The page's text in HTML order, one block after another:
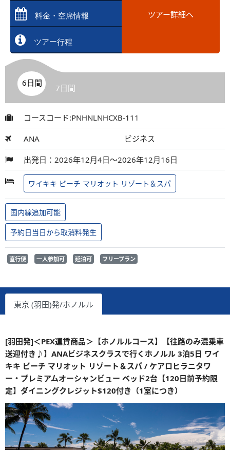
料金・空席情報
ツアー行程
ツアー詳細へ
6日間 7日間
コースコード:PNHNLNHCXB-111
ANA ビジネス
出発日：2026年12月4日～2026年12月16日
ワイキキ ビーチ マリオット リゾート＆スパ
国内線追加可能
予約日当日から取消料発生
直行便 一人参加可 延泊可 フリープラン
東京 (羽田)発/ホノルル
[羽田発]＜PEX運賃商品＞【ホノルルコース】【往路のみ混乗車
送迎付き♪】ANAビジネスクラスで行くホノルル 3泊5日 ワイ
キキ ビーチ マリオット リゾート＆スパ / ケアロヒラニタワ
ー・プレミアムオーシャンビュー ベッド2台【120日前予約限
定】ダイニングクレジット$120付き（1室につき）